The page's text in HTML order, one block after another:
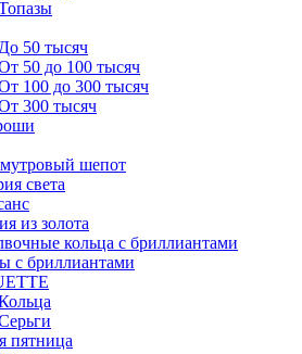
До 50 тысяч
50 до 100 тысяч
100 до 300 тысяч
300 тысяч
шепот
света
из золота
кольца с бриллиантами
с бриллиантами
пятница